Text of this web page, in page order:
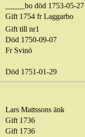
_____bo död 1753-05-27
Gift 1754 fr Laggarbo
Gift till nr1
Död 1750-09-07
FrSvinö
Död 1751-01-29
Lars Mattssons änk
Gift 1736
Gift 1736